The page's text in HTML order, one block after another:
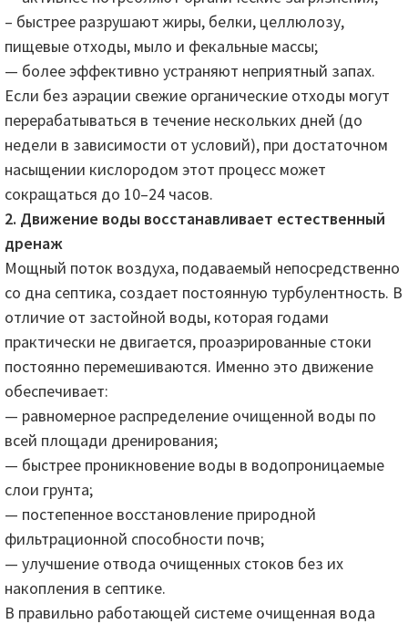
– быстрее разрушают жиры, белки, целлюлозу,
пищевые отходы, мыло и фекальные массы;
— более эффективно устраняют неприятный запах.
Если без аэрации свежие органические отходы могут
перерабатываться в течение нескольких дней (до
недели в зависимости от условий), при достаточном
насыщении кислородом этот процесс может
сокращаться до 10–24 часов.
2. Движение воды восстанавливает естественный
дренаж
Мощный поток воздуха, подаваемый непосредственно
со дна септика, создает постоянную турбулентность. В
отличие от застойной воды, которая годами
практически не двигается, проаэрированные стоки
постоянно перемешиваются. Именно это движение
обеспечивает:
— равномерное распределение очищенной воды по
всей площади дренирования;
— быстрее проникновение воды в водопроницаемые
слои грунта;
— постепенное восстановление природной
фильтрационной способности почв;
— улучшение отвода очищенных стоков без их
накопления в септике.
В правильно работающей системе очищенная вода